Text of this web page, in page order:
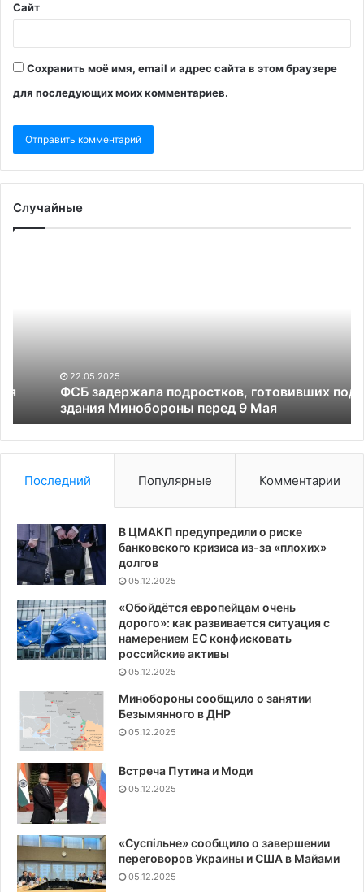
Сайт
Сохранить моё имя, email и адрес сайта в этом браузере
для последующих моих комментариев.
Случайные
9
22.05.2025
ФСБ задержала подростков, готовивших поджог
здания Минобороны перед 9 Мая
Последний Популярные Комментарии
В ЦМАКП предупредили о риске
банковского кризиса из-за «плохих»
долгов
05.12.2025
«Обойдётся европейцам очень
дорого»: как развивается ситуация с
намерением ЕС конфисковать
российские активы
05.12.2025
Минобороны сообщило о занятии
Безымянного в ДНР
05.12.2025
Встреча Путина и Моди
05.12.2025
«Суспiльне» сообщило о завершении
переговоров Украины и США в Майами
05.12.2025